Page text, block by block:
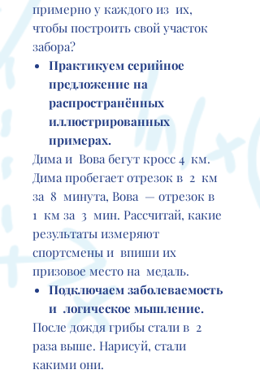
примерно у каждого из их,
чтобы построить свой участок
забора?
Практикуем серийное
предложение на
распространённых
иллюстрированных
примерах.
Дима и Вова бегут кросс 4 км.
Дима пробегает отрезок в 2 км
за 8 минута, Вова — отрезок в
1 км за 3 мин. Рассчитай, какие
результаты измеряют
спортсмены и впиши их
призовое место на медаль.
Подключаем заболеваемость
и логическое мышление.
После дождя грибы стали в 2
раза выше. Нарисуй, стали
какими они.